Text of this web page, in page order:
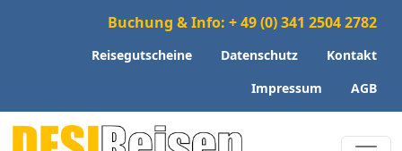
Buchung & Info: + 49 (0) 341 2504 2782
Reisegutscheine Datenschutz
Kontakt
Impressum
AGB